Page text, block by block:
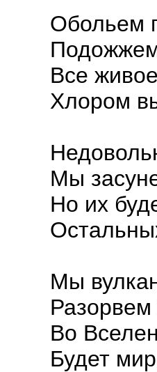
Обольем
Все
Хлором
Мы
Но их
Мы
Во
Будет